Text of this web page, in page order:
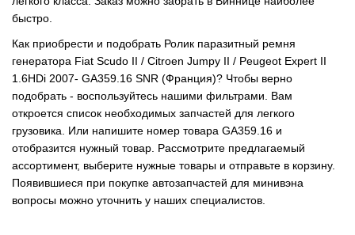
быстро.
Как приобрести и подобрать Ролик паразитный ремня
генератора Fiat Scudo II / Citroen Jumpy II / Peugeot Expert II
1.6HDi 2007- GA359.16 SNR (Франция)? Чтобы верно
подобрать - воспользуйтесь нашими фильтрами. Вам
откроется список необходимых запчастей для легкого
грузовика. Или напишите номер товара GA359.16 и
отобразится нужный товар. Рассмотрите предлагаемый
ассортимент, выберите нужные товары и отправьте в корзину.
Появившиеся при покупке автозапчастей для минивэна
вопросы можно уточнить у наших специалистов.